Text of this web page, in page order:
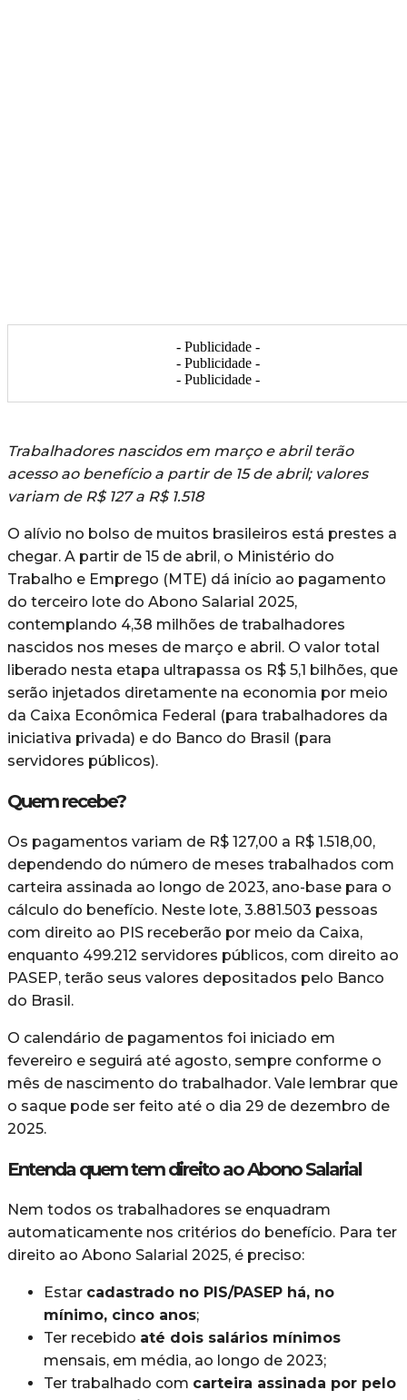
- Publicidade -
- Publicidade -
- Publicidade -
Trabalhadores nascidos em março e abril terão
acesso ao benefício a partir de 15 de abril; valores
variam de R$ 127 a R$ 1.518
O alívio no bolso de muitos brasileiros está prestes a
chegar. A partir de 15 de abril, o Ministério do
Trabalho e Emprego (MTE) dá início ao pagamento
do terceiro lote do Abono Salarial 2025,
contemplando 4,38 milhões de trabalhadores
nascidos nos meses de março e abril. O valor total
liberado nesta etapa ultrapassa os R$ 5,1 bilhões, que
serão injetados diretamente na economia por meio
da Caixa Econômica Federal (para trabalhadores da
iniciativa privada) e do Banco do Brasil (para
servidores públicos).
Quem recebe?
Os pagamentos variam de R$ 127,00 a R$ 1.518,00,
dependendo do número de meses trabalhados com
carteira assinada ao longo de 2023, ano-base para o
cálculo do benefício. Neste lote, 3.881.503 pessoas
com direito ao PIS receberão por meio da Caixa,
enquanto 499.212 servidores públicos, com direito ao
PASEP, terão seus valores depositados pelo Banco
do Brasil.
O calendário de pagamentos foi iniciado em
fevereiro e seguirá até agosto, sempre conforme o
mês de nascimento do trabalhador. Vale lembrar que
o saque pode ser feito até o dia 29 de dezembro de
2025.
Entenda quem tem direito ao Abono Salarial
Nem todos os trabalhadores se enquadram
automaticamente nos critérios do benefício. Para ter
direito ao Abono Salarial 2025, é preciso:
Estar cadastrado no PIS/PASEP há, no
mínimo, cinco anos;
Ter recebido até dois salários mínimos
mensais, em média, ao longo de 2023;
Ter trabalhado com carteira assinada por pelo